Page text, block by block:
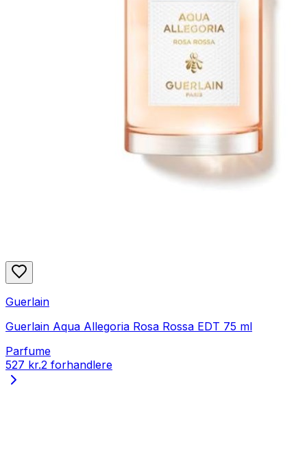
Guerlain
Guerlain Aqua Allegoria Rosa Rossa EDT 75 ml
Parfume
527 kr.2 forhandlere